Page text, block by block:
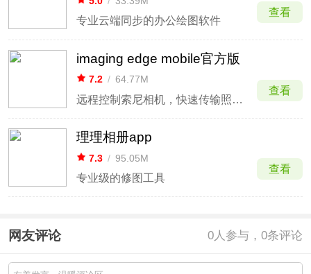
专业云端同步的办公绘图软件
查看
imaging edge mobile官方版
7.2 / 64.77M
远程控制索尼相机，快速传输照片视频
查看
理理相册app
7.3 / 95.05M
专业级的修图工具
查看
网友评论 0人参与，0条评论